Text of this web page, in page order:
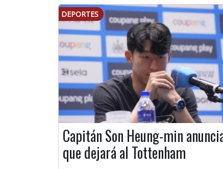
DEPORTES
Capitán Son Heung-min
que dejará al Tottenham